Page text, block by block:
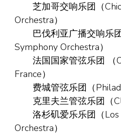
芝加哥交响乐团（
Orchestra）
巴伐利亚广播交响乐团
Symphony Orchestra）
法国国家管弦乐团 （
France）
费城管弦乐团（
克里夫兰管弦乐团（
洛杉矶爱乐乐团（Los
Orchestra）